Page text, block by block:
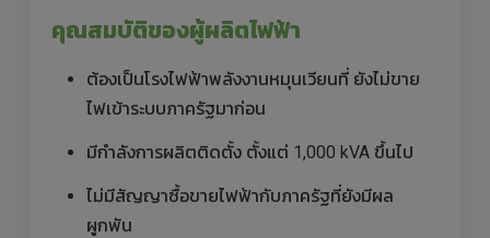
คุณสมบัติของผู้ผลิตไฟฟ้า
ต้องเป็นโรงไฟฟ้าพลังงานหมุนเวียนที่ ยังไม่ขาย
ไฟเข้าระบบภาครัฐมาก่อน
มีกำลังการผลิตติดตั้ง ตั้งแต่ 1,000 kVA ขึ้นไป
ไม่มีสัญญาซื้อขายไฟฟ้ากับภาครัฐที่ยังมีผล
ผูกพัน